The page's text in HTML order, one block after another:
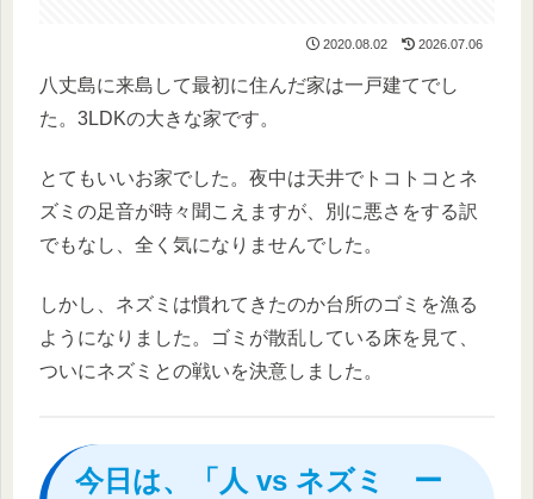
2020.08.02 2026.07.06
八丈島に来島して最初に住んだ家は一戸建てでし
た。3LDKの大きな家です。
とてもいいお家でした。夜中は天井でトコトコとネ
ズミの足音が時々聞こえますが、別に悪さをする訳
でもなし、全く気になりませんでした。
しかし、ネズミは慣れてきたのか台所のゴミを漁る
ようになりました。ゴミが散乱している床を見て、
ついにネズミとの戦いを決意しました。
今日は、「人 vs ネズミ ー